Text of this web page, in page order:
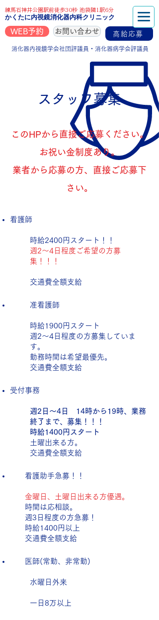
練馬石神井公園駅前徒歩30秒 池袋隣1駅6分
かくたに内視鏡消化器内科クリニック
お問い合わせ
WEB予約 高給応募
消化器内視鏡学会社団評議員・消化器病学会評議員
スタッフ募集
このHPから直接ご応募ください。
お祝い金制度あり。
業者から応募の方、直接ご応募下
さい。
看護師​
時給2400円スタート！！
週2～4日程度ご希望の方募
集！！！
交通費全額支給
​​准看護師
時給1900円スタート
​週2～4日程度の方募集していま
す。
勤務時間は希望最優先。
交通費全額支給
受付事務
週2日～4日 14時から19時、業務
終了まで、募集！！！
時給1400 円スタート
土曜出来る方。
​交通費全額支給
看護助手急募！！​
金曜日、土曜日出来る方優遇。
時間は応相談。
​ 週3日程度の方急募！
時給1400円以上
交通費全額支給
医師(常勤、非常勤)
水曜日外来
一日8万以上